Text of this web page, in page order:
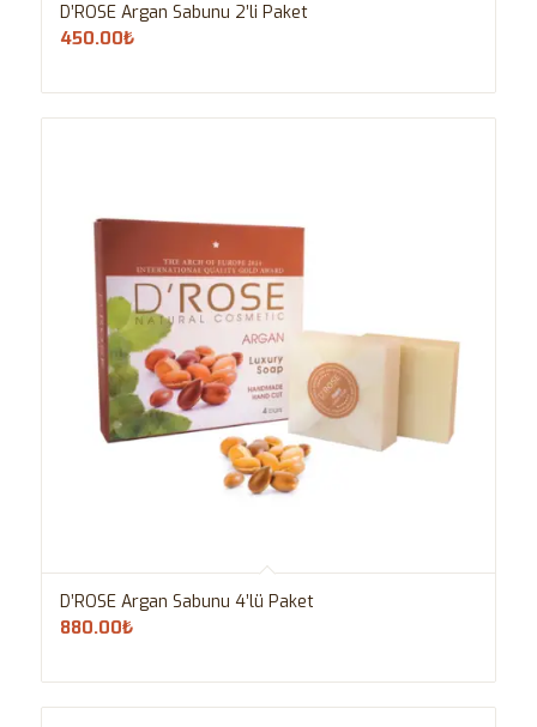
D’ROSE Argan Sabunu 2’li Paket
450.00₺
D’ROSE Argan Sabunu 4’lü Paket
880.00₺